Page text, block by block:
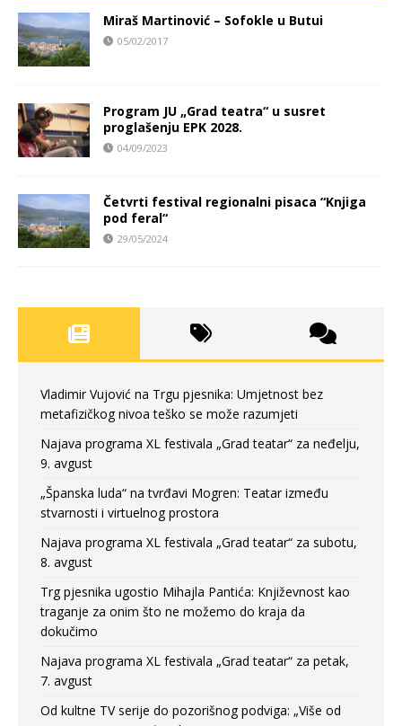
Miraš Martinović – Sofokle u Butui
05/02/2017
Program JU „Grad teatra“ u susret
proglašenju EPK 2028.
04/09/2023
Četvrti festival regionalni pisaca “Knjiga
pod feral“
29/05/2024
Vladimir Vujović na Trgu pjesnika: Umjetnost bez
metafizičkog nivoa teško se može razumjeti
Najava programa XL festivala „Grad teatar“ za neđelju,
9. avgust
„Španska luda“ na tvrđavi Mogren: Teatar između
stvarnosti i virtuelnog prostora
Najava programa XL festivala „Grad teatar“ za subotu,
8. avgust
Trg pjesnika ugostio Mihajla Pantića: Književnost kao
traganje za onim što ne možemo do kraja da
dokučimo
Najava programa XL festivala „Grad teatar“ za petak,
7. avgust
Od kultne TV serije do pozorišnog podviga: „Više od